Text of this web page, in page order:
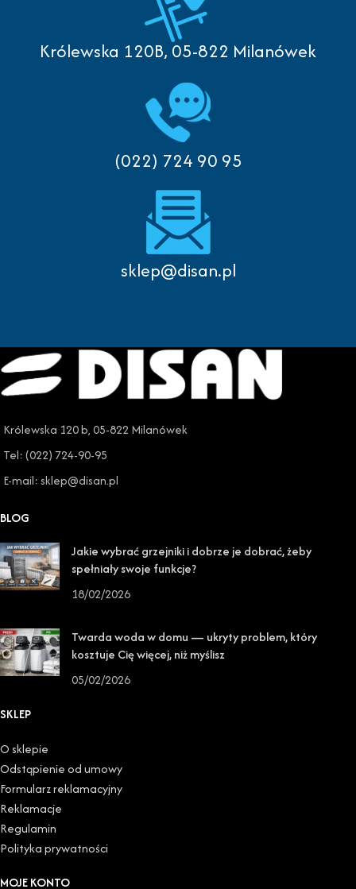
Królewska 120B, 05-822 Milanówek
(022) 724 90 95
sklep@disan.pl
Królewska 120 b, 05-822 Milanówek
Tel: (022) 724-90-95
E-mail: sklep@disan.pl
BLOG
Jakie wybrać grzejniki i dobrze je dobrać, żeby
spełniały swoje funkcje?
18/02/2026
Twarda woda w domu — ukryty problem, który
kosztuje Cię więcej, niż myślisz
05/02/2026
SKLEP
O sklepie
Odstąpienie od umowy
Formularz reklamacyjny
Reklamacje
Regulamin
Polityka prywatności
MOJE KONTO